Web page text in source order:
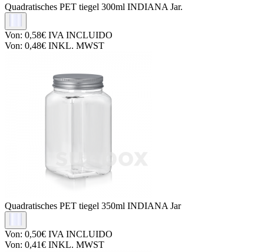
Quadratisches PET tiegel 300ml INDIANA Jar.
Von: 0,58€ IVA INCLUIDO
Von: 0,48€ INKL. MWST
Quadratisches PET tiegel 350ml INDIANA Jar
Von: 0,50€ IVA INCLUIDO
Von: 0,41€ INKL. MWST